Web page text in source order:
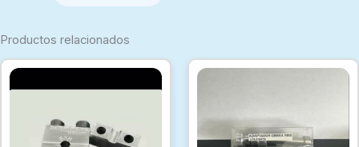
Productos relacionados